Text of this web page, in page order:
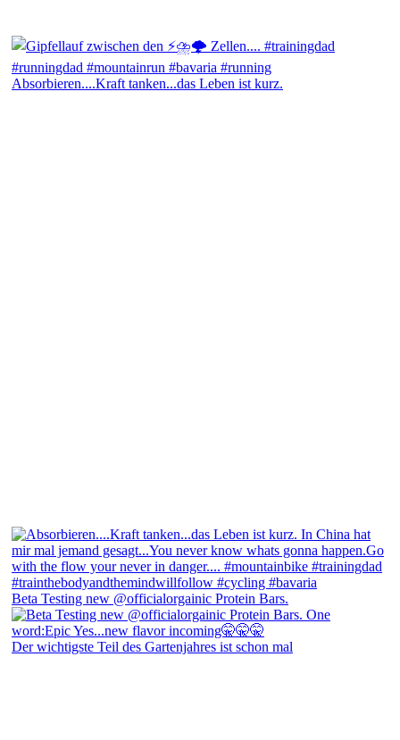
Absorbieren....Kraft tanken...das Leben ist kurz.
Beta Testing new @officialorgainic Protein Bars.
Der wichtigste Teil des Gartenjahres ist schon mal